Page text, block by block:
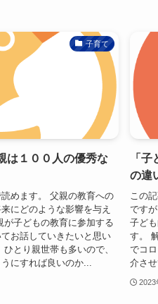
子育て
は１００人の優秀な
めます。 父親の教育への
にどのような影響を与え
が子どもの教育に参加する
お話していきたいと思い
とり親世帯も多いので、
にすれば良いのか...
「
の違
この
です
子ど
す。
でコ
介さ
2023